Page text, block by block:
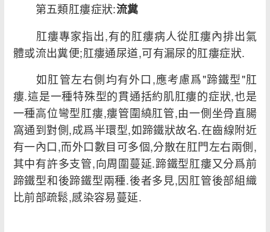
第五類肛瘻症狀:流糞
肛瘻專家指出,有的肛瘻病人從肛瘻內排出氣
體或流出糞便;肛瘻通尿道,可有漏尿的肛瘻症狀.
如肛管左右側均有外口,應考慮爲"蹄鐵型"肛
瘻.這是一種特殊型的貫通括約肌肛瘻的症狀,也是
一種高位彎型肛瘻,瘻管圍繞肛管,由一側坐骨直腸
窩通到對側,成爲半環型,如蹄鐵狀故名.在齒線附近
有一內口,而外口數目可多個,分散在肛門左右兩側,
其中有許多支管,向周圍蔓延.蹄鐵型肛瘻又分爲前
蹄鐵型和後蹄鐵型兩種.後者多見,因肛管後部組織
比前部疏鬆,感染容易蔓延.